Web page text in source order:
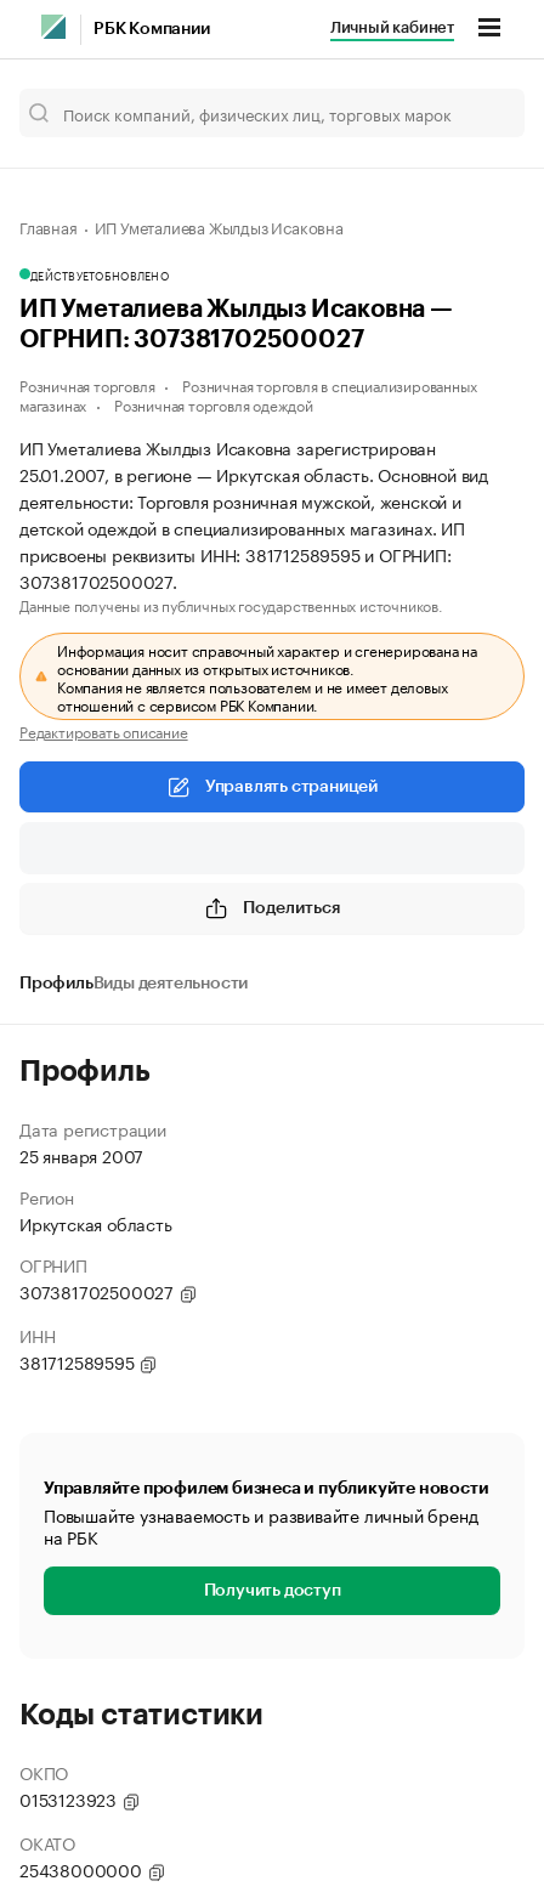
РБК Компании Личный кабинет
Главная ИП Уметалиева Жылдыз Исаковна
ДЕЙСТВУЕТОБНОВЛЕНО
ИП Уметалиева Жылдыз Исаковна —
ОГРНИП: 307381702500027
Розничная торговля
Розничная торговля в специализированных
магазинах
Розничная торговля одеждой
ИП Уметалиева Жылдыз Исаковна зарегистрирован
25.01.2007, в регионе — Иркутская область. Основной вид
деятельности: Торговля розничная мужской, женской и
детской одеждой в специализированных магазинах. ИП
присвоены реквизиты ИНН: 381712589595 и ОГРНИП:
307381702500027.
Данные получены из публичных государственных источников.
Информация носит справочный характер и сгенерирована на
основании данных из открытых источников.
Компания не является пользователем и не имеет деловых
отношений с сервисом РБК Компании.
Редактировать описание
Управлять страницей
Поделиться
ПрофильВиды деятельности
Профиль
Дата регистрации
25 января 2007
Регион
Иркутская область
ОГРНИП
307381702500027
ИНН
381712589595
Управляйте профилем бизнеса и публикуйте новости
Повышайте узнаваемость и развивайте личный бренд
на РБК
Получить доступ
Коды статистики
ОКПО
0153123923
ОКАТО
25438000000